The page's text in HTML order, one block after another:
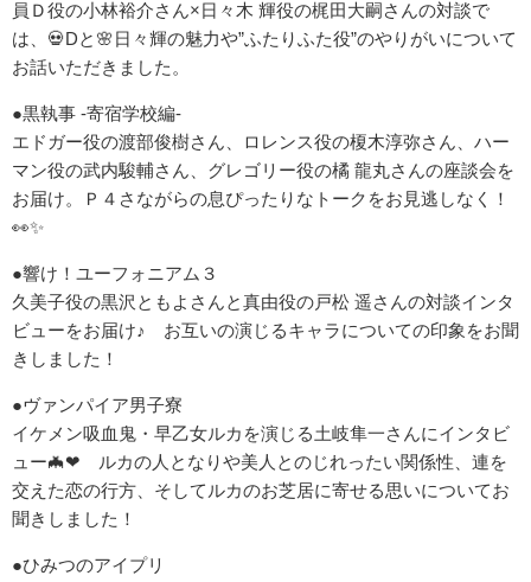
員Ｄ役の小林裕介さん×日々木 輝役の梶田大嗣さんの対談で
は、💀Dと🌸日々輝の魅力や”ふたりふた役”のやりがいについて
お話いただきました。
●黒執事 -寄宿学校編-
エドガー役の渡部俊樹さん、ロレンス役の榎木淳弥さん、ハー
マン役の武内駿輔さん、グレゴリー役の橘 龍丸さんの座談会を
お届け。Ｐ４さながらの息ぴったりなトークをお見逃しなく！
👀✨
●響け！ユーフォニアム３
久美子役の黒沢ともよさんと真由役の戸松 遥さんの対談インタ
ビューをお届け♪ お互いの演じるキャラについての印象をお聞
きしました！
●ヴァンパイア男子寮
イケメン吸血鬼・早乙女ルカを演じる土岐隼一さんにインタビ
ュー🦇❤ ルカの人となりや美人とのじれったい関係性、連を
交えた恋の行方、そしてルカのお芝居に寄せる思いについてお
聞きしました！
●ひみつのアイプリ